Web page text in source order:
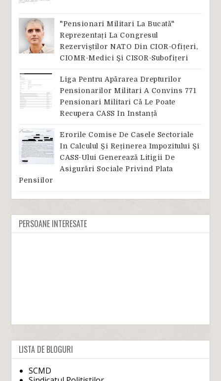
"Pensionari Militari La Bucată"
Reprezentați La Congresul
Rezerviștilor NATO Din CIOR-Ofițeri,
CIOMR-Medici Și CISOR-Subofițeri
Liga Pentru Apărarea Drepturilor
Pensionarilor Militari A Convins 771
Pensionari Militari Că Le Poate
Recupera CASS In Instanță
Erorile Comise De Casele Sectoriale
In Calculul Și Reținerea Impozitului Și
CASS-Ului Generează Litigii De
Asigurări Sociale Privind Plata
Pensiilor
PERSOANE INTERESATE
LISTA DE BLOGURI
SCMD